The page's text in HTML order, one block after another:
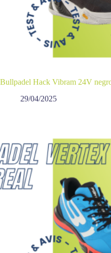
Bullpadel Hack Vibram 24V
29/04/2025